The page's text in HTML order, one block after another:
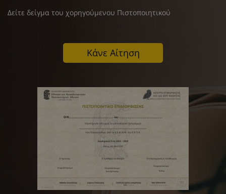
Δείτε δείγμα του χορηγούμενου Πιστοποιητικού
Κάνε Αίτηση